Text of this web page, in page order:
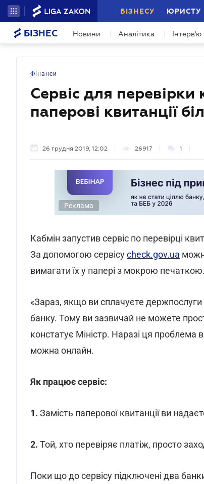
БІЗНЕСУ ЮРИСТУ
БІЗНЕС Новини Аналітика Інтерв'ю
Фінанси
Сервіс для перевірки
паперові квитанції
26 грудня 2019, 12:02 26917 1
Реклама
Кабмін запустив сервіс по перевірці
За допомогою сервісуcheck.gov.ua
вимагати їх у папері з мокрою печаткою.
«Зараз, якщо ви сплачуєте
банку. Тому ви зазвичай не можете
констатує Міністр. Наразі ця проблема
можна онлайн.
Як працює сервіс:
1. Замість паперової квитанції ви
2. Той, хто перевіряє платіж, просто
Поки що до сервісу підключені два